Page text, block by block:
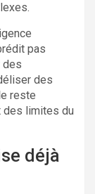
pas
des
des
reste
des limites du
déjà